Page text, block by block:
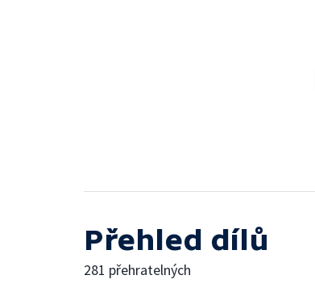
Přehled dílů
281 přehratelných